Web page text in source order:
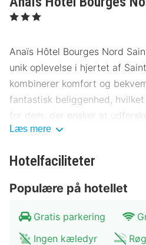
, 3 Stjerner
Anaïs Hôtel Bourges Nord
unik oplevelse i hjertet af
kombinerer komfort og
fantastisk beliggenhed,
for dem, der ønsker at
Saint-Doulchard
få kilometer fra byens
er kendt for sine historiske
arkitektur. Gæster kan nemt
Læs mere
Hotelfaciliteter
Populære på hotellet
Gratis parkering
Ingen kæledyr